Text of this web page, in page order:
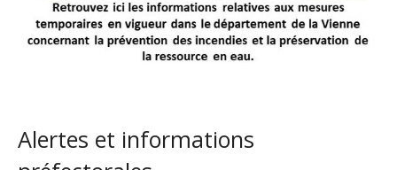
Alertes et informations